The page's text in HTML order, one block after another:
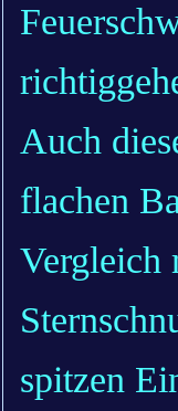
Auch
flachen
Vergleich
spitzen